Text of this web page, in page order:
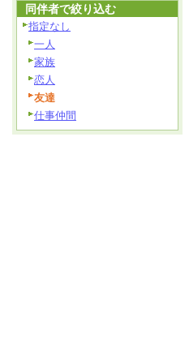
同伴者で絞り込む
指定なし
一人
家族
恋人
友達
仕事仲間